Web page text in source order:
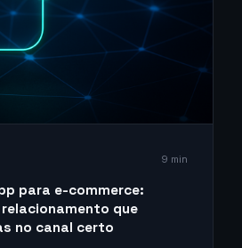
9 min
para e-commerce:
que
no canal certo